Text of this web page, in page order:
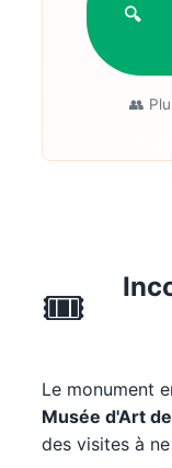
🔍
👥
🎟️
Le monument
Musée d'Art
des visites à